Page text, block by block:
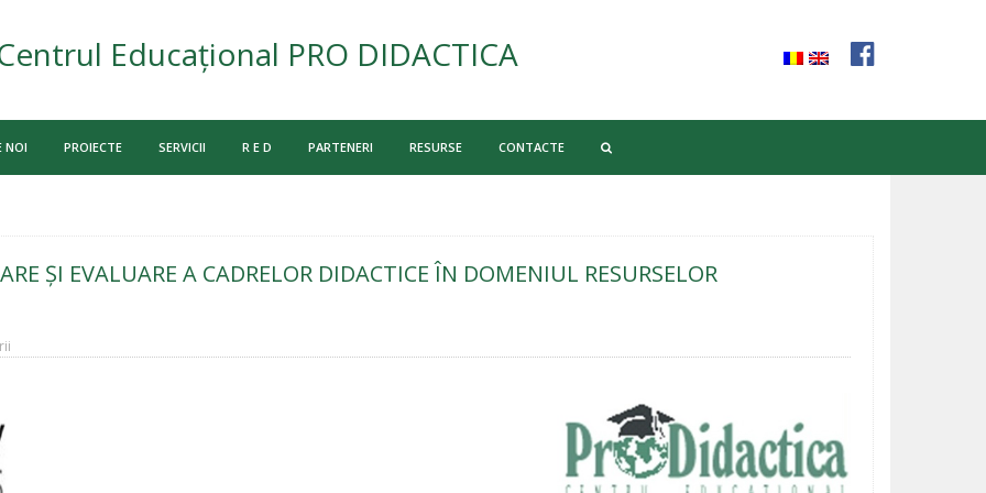
Educațional PRO DIDACTICA
NOI PROIECTE SERVICII R E D PARTENERI RESURSE CONTACTE
ȘI EVALUARE A CADRELOR DIDACTICE ÎN DOMENIUL RESURSELOR